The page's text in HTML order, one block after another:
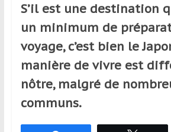
voyageurs
ponctuels
réguliers,
pratiquants,
passionnés
simples
spectateurs
S’il est une destination
un minimum de
voyage, c’est bien le
manière de vivre est
nôtre, malgré de
communs.